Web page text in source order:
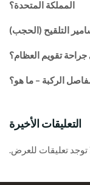
المملكة المتحدة؟
التلقيح (الحجب)
تقويم العظام؟
الركبة – ما هو؟
التعليقات الأخيرة
توجد تعليقات للعرض.